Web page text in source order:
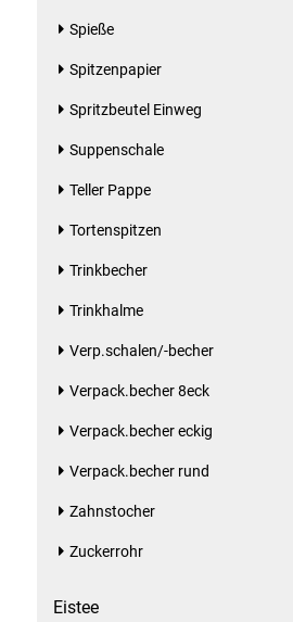
Kaffee
Kakao
Karaffen / Krüge
Kartoffelprodukte
Kau-/ Fruchtgummi/ Kindersüßware
Kerzen / Anzündhilfen
Kochgeschirr
Spieße
Spitzenpapier
Spritzbeutel Einweg
Suppenschale
Teller Pappe
Tortenspitzen
Trinkbecher
Trinkhalme
Verp.schalen/-becher
Verpack.becher 8eck
Verpack.becher eckig
Verpack.becher rund
Zahnstocher
Zuckerrohr
Eistee